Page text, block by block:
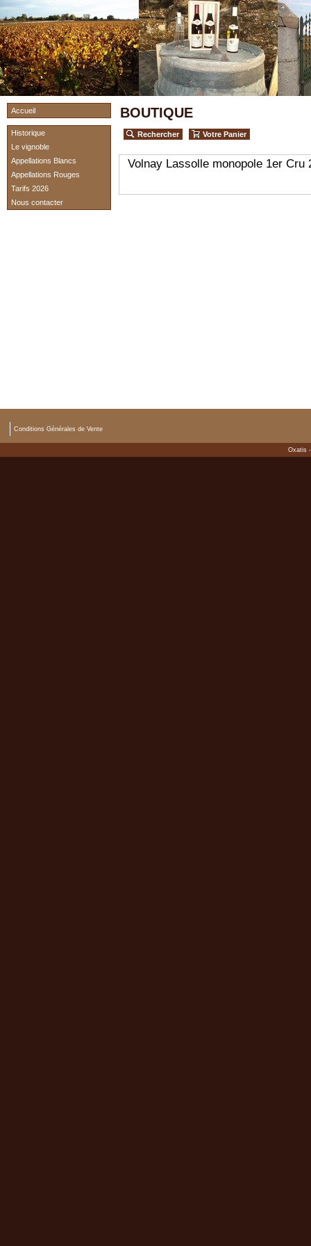
Accueil
Historique
Le vignoble
Appellations Blancs
Appellations Rouges
Tarifs 2026
Nous contacter
BOUTIQUE
Rechercher Votre Panier
Volnay Lassolle monopole 1er Cru
Conditions Générales de Vente
Oxatis